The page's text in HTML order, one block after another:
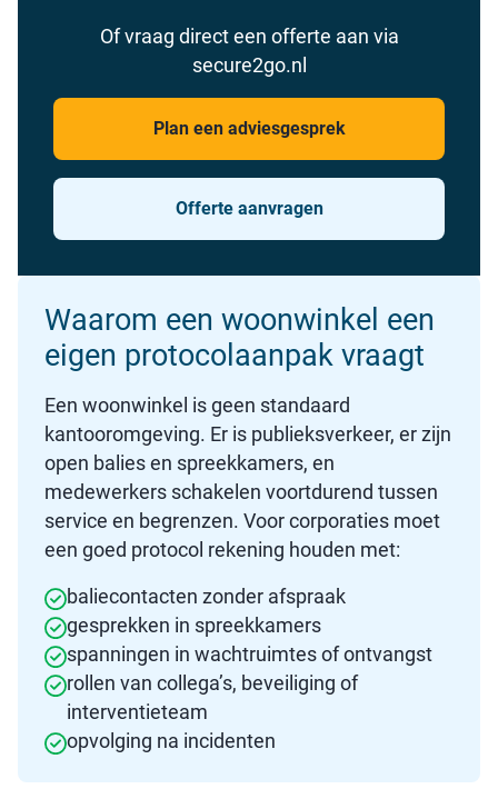
Of vraag direct een offerte aan via
secure2go.nl
Plan een adviesgesprek
Offerte aanvragen
Waarom een woonwinkel een
eigen protocolaanpak vraagt
Een woonwinkel is geen standaard
kantooromgeving. Er is publieksverkeer, er zijn
open balies en spreekkamers, en
medewerkers schakelen voortdurend tussen
service en begrenzen. Voor corporaties moet
een goed protocol rekening houden met:
baliecontacten zonder afspraak
gesprekken in spreekkamers
spanningen in wachtruimtes of ontvangst
rollen van collega’s, beveiliging of
interventieteam
opvolging na incidenten